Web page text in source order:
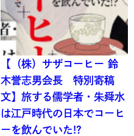
【（株）サザコーヒー 鈴
木誉志男会長 特別寄稿
文】旅する儒学者・朱舜水
は江戸時代の日本でコーヒ
ーを飲んでいた!?